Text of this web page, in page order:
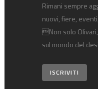
Rimani sempre
nuovi, fiere,
Non solo
sul mondo del
ISCRIVITI